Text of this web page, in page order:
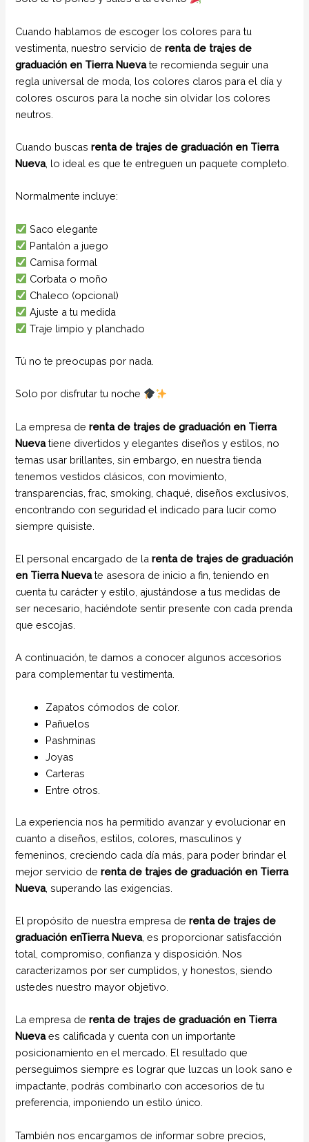
Cuando hablamos de escoger los colores para tu
vestimenta, nuestro servicio derenta de trajes de
graduación en Tierra Nuevate recomienda seguir una
regla universal de moda, los colores claros para el día y
colores oscuros para la noche sin olvidar los colores
neutros.
Cuando buscasrenta de trajes de graduación en Tierra
Nueva, lo ideal es que te entreguen un paquete completo.
Normalmente incluye:
Saco elegante
Pantalón a juego
Camisa formal
Corbata o moño
Chaleco (opcional)
Ajuste a tu medida
Traje limpio y planchado
Tú no te preocupas por nada.
Solo por disfrutar tu noche
La empresa derenta de trajes de graduación en Tierra
Nuevatiene divertidos y elegantes diseños y estilos, no
temas usar brillantes, sin embargo, en nuestra tienda
tenemos vestidos clásicos, con movimiento,
transparencias, frac, smoking, chaqué, diseños exclusivos,
encontrando con seguridad el indicado para lucir como
siempre quisiste.
El personal encargado de la renta de trajes de graduación
en Tierra Nuevate asesora de inicio a fin, teniendo en
cuenta tu carácter y estilo, ajustándose a tus medidas de
ser necesario, haciéndote sentir presente con cada prenda
que escojas.
A continuación, te damos a conocer algunos accesorios
para complementar tu vestimenta.
Zapatos cómodos de color.
Pañuelos
Pashminas
Joyas
Carteras
Entre otros.
La experiencia nos ha permitido avanzar y evolucionar en
cuanto a diseños, estilos, colores, masculinos y
femeninos, creciendo cada día más, para poder brindar el
mejor servicio derenta de trajes de graduación en Tierra
Nueva, superando las exigencias.
El propósito de nuestra empresa derenta de trajes de
graduación enTierra Nueva, es proporcionar satisfacción
total, compromiso, confianza y disposición. Nos
caracterizamos por ser cumplidos, y honestos, siendo
ustedes nuestro mayor objetivo.
La empresa derenta de trajes de graduación en Tierra
Nuevaes calificada y cuenta con un importante
posicionamiento en el mercado. El resultado que
perseguimos siempre es lograr que luzcas un look sano e
impactante, podrás combinarlo con accesorios de tu
preferencia, imponiendo un estilo único.
También nos encargamos de informar sobre precios,